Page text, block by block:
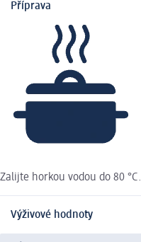
Příprava
Zalijte horkou vodou do 80 °C.
Výživové hodnoty